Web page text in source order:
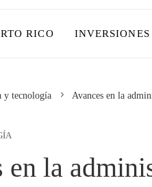
RICO
y tecnología Avances en la
en la